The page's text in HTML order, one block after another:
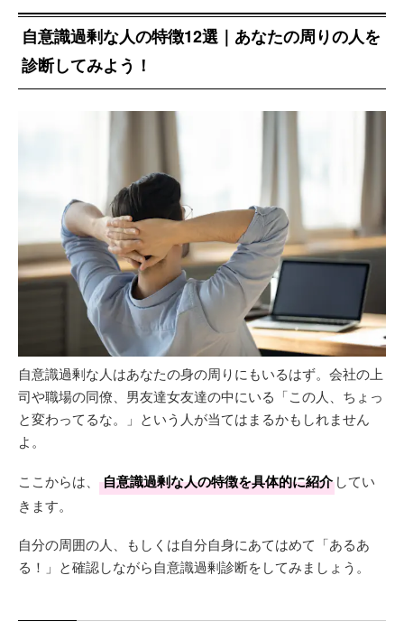
自意識過剰な人の特徴12選｜あなたの周りの人を
診断してみよう！
自意識過剰な人はあなたの身の周りにもいるはず。会社の上
司や職場の同僚、男友達女友達の中にいる「この人、ちょっ
と変わってるな。」という人が当てはまるかもしれません
よ。
ここからは、 自意識過剰な人の特徴を具体的に紹介 してい
きます。
自分の周囲の人、もしくは自分自身にあてはめて「あるあ
る！」と確認しながら自意識過剰診断をしてみましょう。